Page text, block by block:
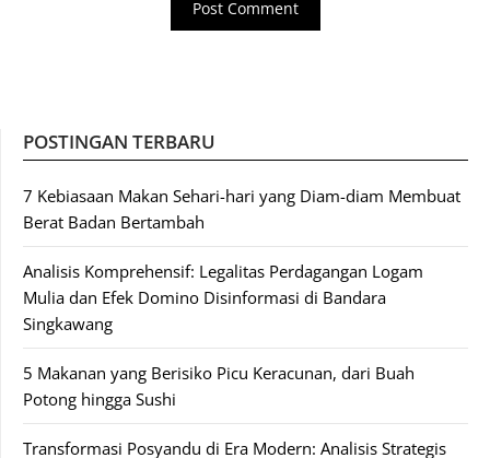
POSTINGAN TERBARU
7 Kebiasaan Makan Sehari-hari yang Diam-diam Membuat
Berat Badan Bertambah
Analisis Komprehensif: Legalitas Perdagangan Logam
Mulia dan Efek Domino Disinformasi di Bandara
Singkawang
5 Makanan yang Berisiko Picu Keracunan, dari Buah
Potong hingga Sushi
Transformasi Posyandu di Era Modern: Analisis Strategis